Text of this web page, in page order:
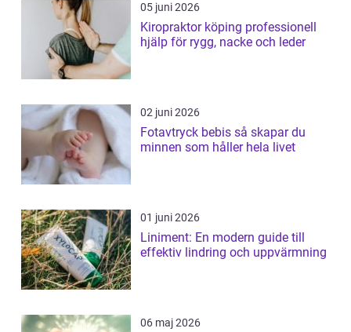
05 juni 2026
Kiropraktor köping professionell
hjälp för rygg, nacke och leder
02 juni 2026
Fotavtryck bebis så skapar du
minnen som håller hela livet
01 juni 2026
Liniment: En modern guide till
effektiv lindring och uppvärmning
06 maj 2026